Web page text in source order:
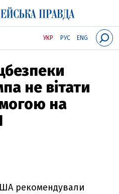
УКР РУС ENG
не вітати
на
рекомендували